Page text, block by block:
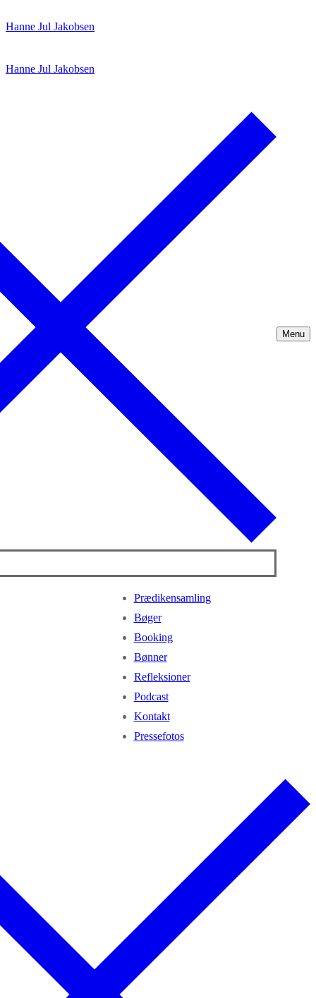
til
Hanne Jul Jakobsen
Hanne Jul Jakobsen
Menu
Prædikensamling
Bøger
Booking
Bønner
Refleksioner
Podcast
Kontakt
Pressefotos